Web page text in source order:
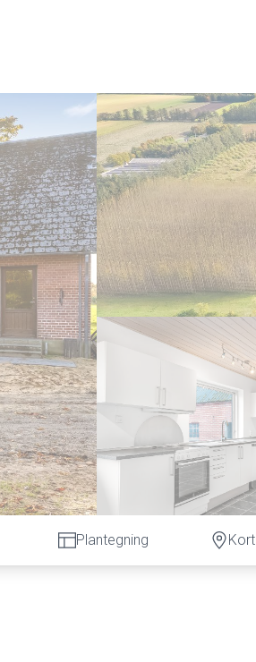
Plantegning Kort